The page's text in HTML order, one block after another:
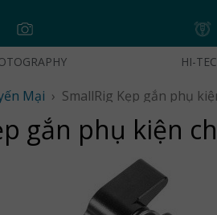
HI-
Mại › SmallRig Kẹp gắn phụ
gắn phụ kiện